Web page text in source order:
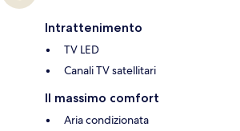
Intrattenimento
TV LED
Canali TV satellitari
Il massimo comfort
Aria condizionata